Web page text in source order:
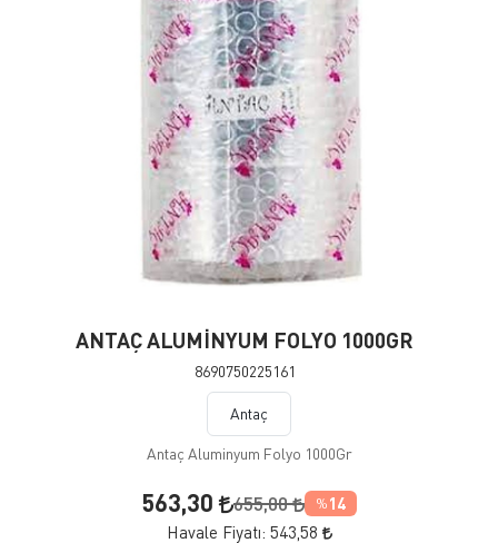
ANTAÇ ALUMİNYUM FOLYO 1000GR
8690750225161
Antaç
Antaç Aluminyum Folyo 1000Gr
563,30 655,00 % 14
Havale Fiyatı: 543,58